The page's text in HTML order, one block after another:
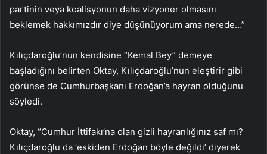
partinin veya koalisyonun daha vizyoner olmasını
beklemek hakkımızdır diye düşünüyorum ama nerede…”
Kılıçdaroğlu’nun kendisine “Kemal Bey” demeye
başladığını belirten Oktay, Kılıçdaroğlu’nun eleştirir gibi
görünse de Cumhurbaşkanı Erdoğan’a hayran olduğunu
söyledi.
Oktay, “Cumhur İttifakı’na olan gizli hayranlığınız saf mı?
Kılıçdaroğlu da ‘eskiden Erdoğan böyle değildi’ diyerek